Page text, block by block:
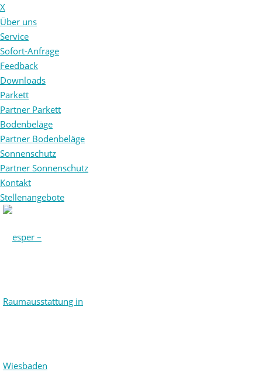
X
Über uns
Service
Sofort-Anfrage
Feedback
Downloads
Parkett
Partner Parkett
Bodenbeläge
Partner Bodenbeläge
Sonnenschutz
Partner Sonnenschutz
Kontakt
Stellenangebote